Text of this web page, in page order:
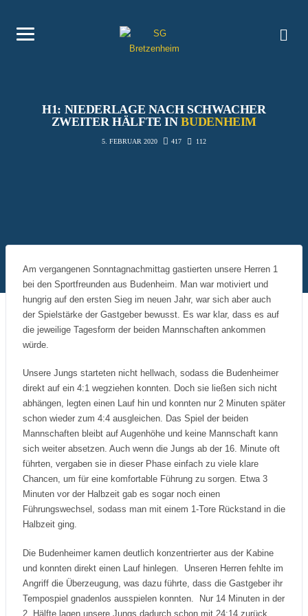
H1: NIEDERLAGE NACH SCHWACHER
ZWEITER HÄLFTE INBUDENHEIM
5. FEBRUAR 2020 417 112
Am vergangenen Sonntagnachmittag gastierten unsere Herren 1
bei den Sportfreunden aus Budenheim. Man war motiviert und
hungrig auf den ersten Sieg im neuen Jahr, war sich aber auch
der Spielstärke der Gastgeber bewusst. Es war klar, dass es auf
die jeweilige Tagesform der beiden Mannschaften ankommen
würde.
Unsere Jungs starteten nicht hellwach, sodass die Budenheimer
direkt auf ein 4:1 wegziehen konnten. Doch sie ließen sich nicht
abhängen, legten einen Lauf hin und konnten nur 2 Minuten später
schon wieder zum 4:4 ausgleichen. Das Spiel der beiden
Mannschaften bleibt auf Augenhöhe und keine Mannschaft kann
sich weiter absetzen. Auch wenn die Jungs ab der 16. Minute oft
führten, vergaben sie in dieser Phase einfach zu viele klare
Chancen, um für eine komfortable Führung zu sorgen. Etwa 3
Minuten vor der Halbzeit gab es sogar noch einen
Führungswechsel, sodass man mit einem 1-Tore Rückstand in die
Halbzeit ging.
Die Budenheimer kamen deutlich konzentrierter aus der Kabine
und konnten direkt einen Lauf hinlegen. Unseren Herren fehlte im
Angriff die Überzeugung, was dazu führte, dass die Gastgeber ihr
Tempospiel gnadenlos ausspielen konnten. Nur 14 Minuten in der
2. Hälfte lagen unsere Jungs dadurch schon mit 24:14 zurück.